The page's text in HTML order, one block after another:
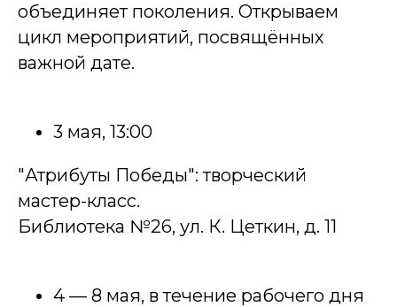
объединяет поколения. Открываем
цикл мероприятий, посвящённых
важной дате.
3 мая, 13:00
"Атрибуты Победы": творческий
мастер-класс.
Библиотека №26, ул. К. Цеткин, д. 11
4 — 8 мая, в течение рабочего дня